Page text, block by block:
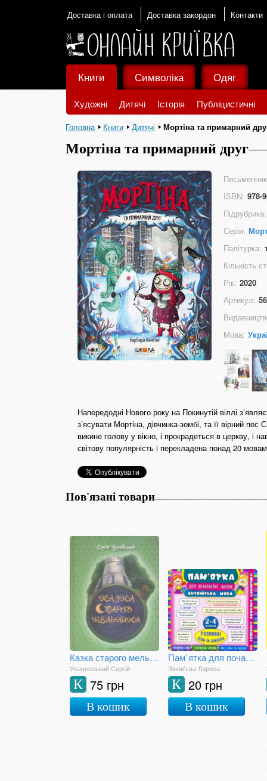
Доставка і оплата Доставка закордон Контакти
Книги
Художні Дитячі Історія Публіцистичні
Символіка Одяг
Головна Книги Дитячі Мортіна та примарний
Мортіна та примарний друг
ISBN: 978-
Підрубрика:
Серія:
Палітурка:
Кількість
Рік: 2020
Артикул:
Мова:
Напередодні Нового року на Покинутій віллі
з’ясувати Мортіна, дівчинка-зомбі, та її вірний
викине голову у вікно, і прокрадеться в церкву, і
світову популярність і перекладена понад 20
Пов'язані товари
Казка старого мельника
Ухачевський Сергій
75 грн
К
В кошик
Пам`ятка для початкової школи. Англійська мова. Розмовні теми та діалоги. 2-4 класи
Зінов'єва Лариса
20 грн
К
В кошик